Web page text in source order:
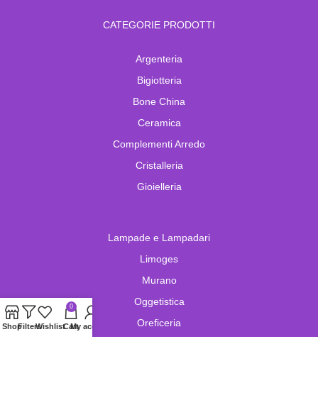
CATEGORIE PRODOTTI
Argenteria
Bigiotteria
Bone China
Ceramica
Complementi Arredo
Cristalleria
Gioielleria
Lampade e Lampadari
Limoges
Murano
Oggetistica
Oreficeria
ShopFiltersWishlist
0
CartMy account